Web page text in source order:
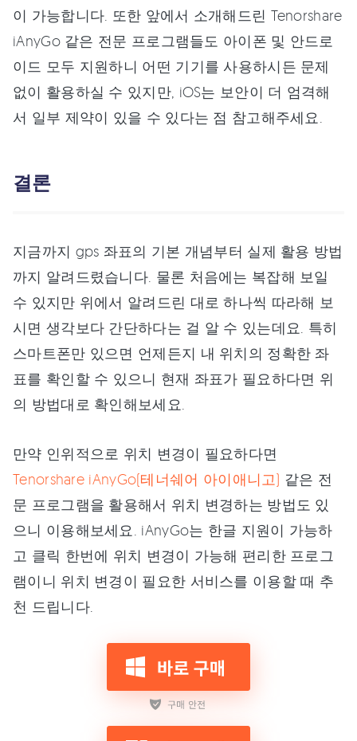
이 가능합니다. 또한 앞에서 소개해드린 Tenorshare
iAnyGo 같은 전문 프로그램들도 아이폰 및 안드로
이드 모두 지원하니 어떤 기기를 사용하시든 문제
없이 활용하실 수 있지만, iOS는 보안이 더 엄격해
서 일부 제약이 있을 수 있다는 점 참고해주세요.
결론
지금까지 gps 좌표의 기본 개념부터 실제 활용 방법
까지 알려드렸습니다. 물론 처음에는 복잡해 보일
수 있지만 위에서 알려드린 대로 하나씩 따라해 보
시면 생각보다 간단하다는 걸 알 수 있는데요. 특히
스마트폰만 있으면 언제든지 내 위치의 정확한 좌
표를 확인할 수 있으니 현재 좌표가 필요하다면 위
의 방법대로 확인해보세요.
만약 인위적으로 위치 변경이 필요하다면
Tenorshare iAnyGo(테너쉐어 아이애니고) 같은 전
문 프로그램을 활용해서 위치 변경하는 방법도 있
으니 이용해보세요. iAnyGo는 한글 지원이 가능하
고 클릭 한번에 위치 변경이 가능해 편리한 프로그
램이니 위치 변경이 필요한 서비스를 이용할 때 추
천 드립니다.